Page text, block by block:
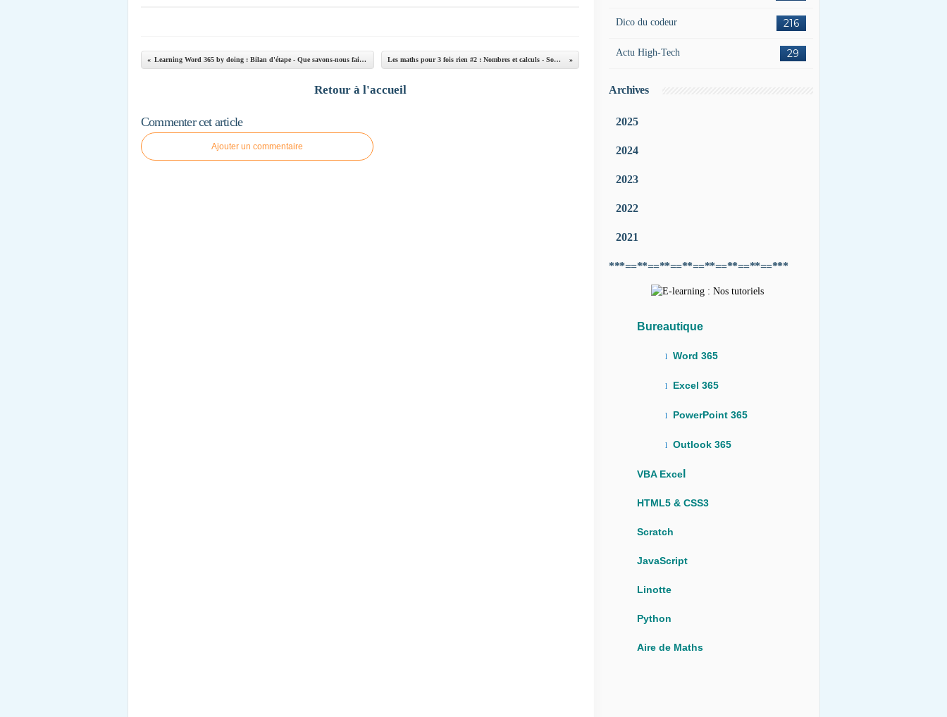
Learning Word 365 by doing : Bilan d'étape - Que savons-nous faire ? Les maths pour 3 fois rien #2 : Nombres et calculs - Somme
Retour à l'accueil
Commenter cet article
Ajouter un commentaire
216
Dico du codeur
29
Actu High-Tech
Archives
2025
2024
2023
2022
2021
***==**==**==**==**==**==**==***
Bureautique
l Word 365
l Excel 365
l PowerPoint 365
l Outlook 365
VBA Exce
HTML5 & CSS3
Scratch
JavaScript
Linotte
Python
Aire de Maths